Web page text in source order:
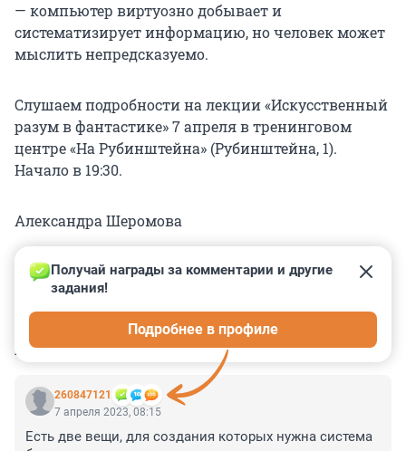
— компьютер виртуозно добывает и
систематизирует информацию, но человек может
мыслить непредсказуемо.
Слушаем подробности на лекции «Искусственный
разум в фантастике» 7 апреля в тренинговом
центре «На Рубинштейна» (Рубинштейна, 1).
Начало в 19:30.
Александра Шеромова
КОММЕНТАРИИ 7
260847121
Получай награды за комментарии и другие
задания!
Подробнее в профиле
7 апреля 2023, 08:15
Есть две вещи, для создания которых нужна система